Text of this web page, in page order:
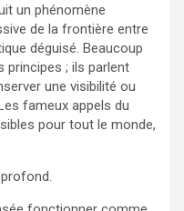
un phénomène
de la frontière entre
déguisé. Beaucoup
principes ; ils parlent
une visibilité ou
fameux appels du
pour tout le monde,